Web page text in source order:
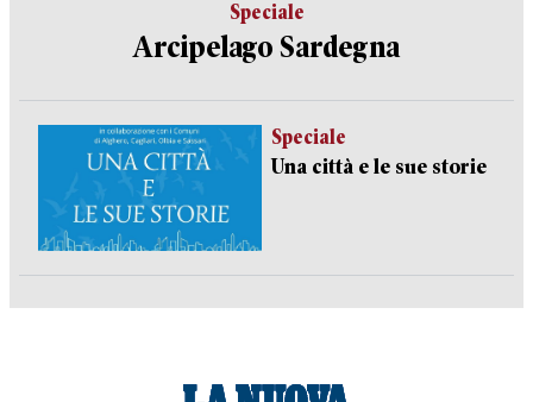
Speciale
Arcipelago Sardegna
Speciale
Una città e le sue storie